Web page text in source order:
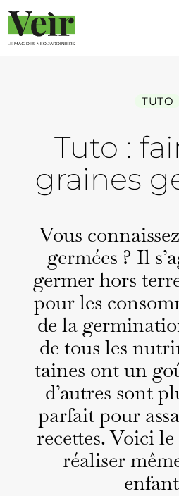
TUTO
Tuto :
graines
Vous
ger­mées ? Il
ger­mer hors
pour les
de la
de tous les
taines ont un
d’autres sont
par­fait pour
recettes. Voici
réalis­er